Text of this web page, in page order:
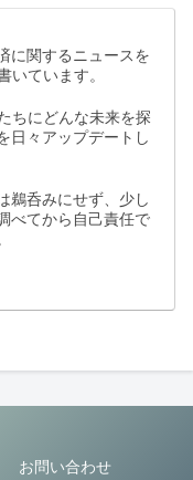
に関するニュースを
いています。
ちにどんな未来を探
日々アップデートし
鵜呑みにせず、少し
べてから自己責任で
お問い合わせ